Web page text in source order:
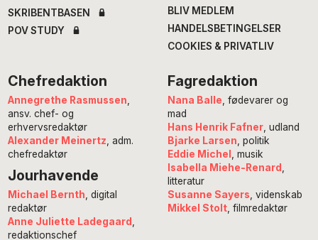
SKRIBENTBASEN
POV STUDY
BLIV MEDLEM
HANDELSBETINGELSER
COOKIES & PRIVATLIV
Chefredaktion
Annegrethe Rasmussen
ansv. chef- og
erhvervsredaktør
Alexander Meinertz , adm.
chefredaktør
Jourhavende
Michael Bernth, digital
redaktør
Anne Juliette Ladegaard ,
redaktionschef
Fagredaktion
Nana Balle , fødevarer og
mad
Hans Henrik Fafner, udland
Bjarke Larsen , politik
Eddie Michel , musik
Isabella Miehe-Renard
litteratur
Susanne Sayers , videnskab
Mikkel Stolt, filmredaktør